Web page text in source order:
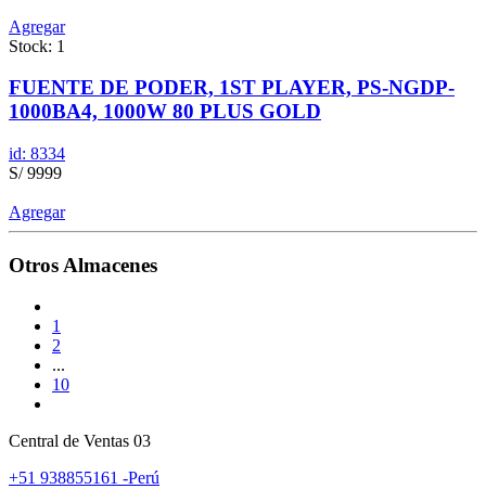
Agregar
Stock: 1
FUENTE DE PODER, 1ST PLAYER, PS-NGDP-
1000BA4, 1000W 80 PLUS GOLD
id: 8334
S/ 9999
Agregar
Otros Almacenes
1
2
...
10
Central de Ventas 03
+51 938855161 -Perú